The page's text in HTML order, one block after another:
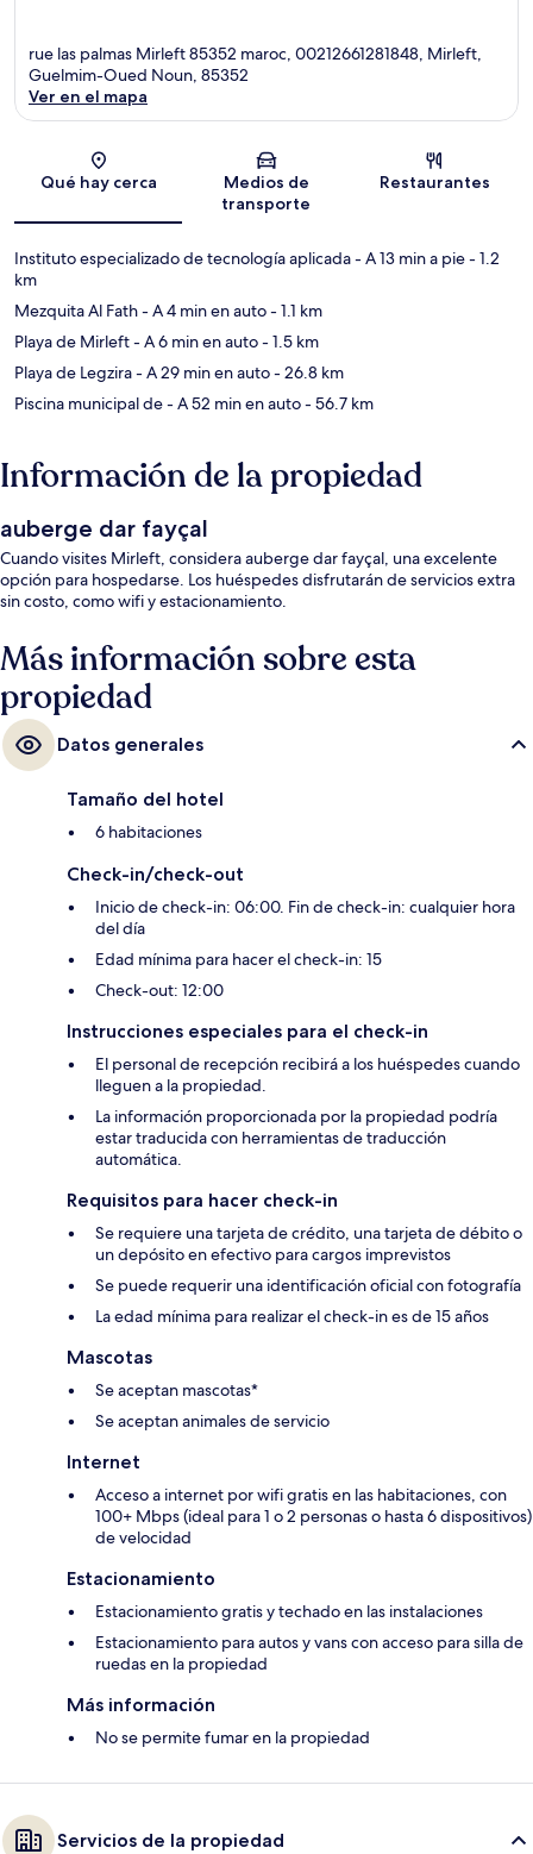
rue las palmas Mirleft 85352 maroc, 00212661281848, Mirleft,
Guelmim-Oued Noun, 85352
Ver en el mapa
Qué hay cerca
Medios de
transporte
Restaurantes
Instituto especializado de tecnología aplicada- A 13 min a pie- 1.2
km
Mezquita Al Fath- A 4 min en auto- 1.1 km
Playa de Mirleft- A 6 min en auto- 1.5 km
Playa de Legzira- A 29 min en auto- 26.8 km
Piscina municipal de- A 52 min en auto- 56.7 km
Información de la propiedad
auberge dar fayçal
Cuando visites Mirleft, considera auberge dar fayçal, una excelente
opción para hospedarse. Los huéspedes disfrutarán de servicios extra
sin costo, como wifi y estacionamiento.
Más información sobre esta
propiedad
Datos generales
Tamaño del hotel
6 habitaciones
Check-in/check-out
Inicio de check-in: 06:00. Fin de check-in: cualquier hora
del día
Edad mínima para hacer el check-in: 15
Check-out: 12:00
Instrucciones especiales para el check-in
El personal de recepción recibirá a los huéspedes cuando
lleguen a la propiedad.
La información proporcionada por la propiedad podría
estar traducida con herramientas de traducción
automática.
Requisitos para hacer check-in
Se requiere una tarjeta de crédito, una tarjeta de débito o
un depósito en efectivo para cargos imprevistos
Se puede requerir una identificación oficial con fotografía
La edad mínima para realizar el check-in es de 15 años
Mascotas
Se aceptan mascotas*
Se aceptan animales de servicio
Internet
Acceso a internet por wifi gratis en las habitaciones, con
100+ Mbps (ideal para 1 o 2 personas o hasta 6 dispositivos)
de velocidad
Estacionamiento
Estacionamiento gratis y techado en las instalaciones
Estacionamiento para autos y vans con acceso para silla de
ruedas en la propiedad
Más información
No se permite fumar en la propiedad
Servicios de la propiedad